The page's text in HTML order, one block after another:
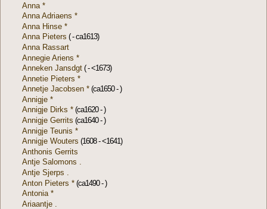
Anna *
Anna Adriaens *
Anna Hinse *
Anna Pieters ( - ca1613)
Anna Rassart
Annegie Ariens *
Anneken Jansdgt ( - <1673)
Annetie Pieters *
Annetje Jacobsen * (ca1650 - )
Annigje *
Annigje Dirks * (ca1620 - )
Annigje Gerrits (ca1640 - )
Annigje Teunis *
Annigje Wouters (1608 - <1641)
Anthonis Gerrits
Antje Salomons .
Antje Sjerps .
Anton Pieters * (ca1490 - )
Antonia *
Ariaantje .